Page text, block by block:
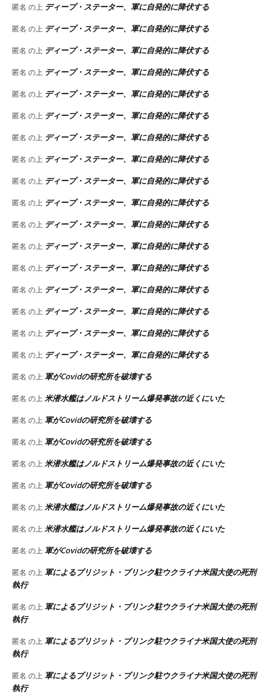
匿名 の上 ディープ・ステーター、軍に自発的に降伏する
匿名 の上 ディープ・ステーター、軍に自発的に降伏する
匿名 の上 ディープ・ステーター、軍に自発的に降伏する
匿名 の上 ディープ・ステーター、軍に自発的に降伏する
匿名 の上 ディープ・ステーター、軍に自発的に降伏する
匿名 の上 ディープ・ステーター、軍に自発的に降伏する
匿名 の上 ディープ・ステーター、軍に自発的に降伏する
匿名 の上 ディープ・ステーター、軍に自発的に降伏する
匿名 の上 ディープ・ステーター、軍に自発的に降伏する
匿名 の上 ディープ・ステーター、軍に自発的に降伏する
匿名 の上 ディープ・ステーター、軍に自発的に降伏する
匿名 の上 ディープ・ステーター、軍に自発的に降伏する
匿名 の上 ディープ・ステーター、軍に自発的に降伏する
匿名 の上 ディープ・ステーター、軍に自発的に降伏する
匿名 の上 ディープ・ステーター、軍に自発的に降伏する
匿名 の上 ディープ・ステーター、軍に自発的に降伏する
匿名 の上 ディープ・ステーター、軍に自発的に降伏する
匿名 の上 軍がCovidの研究所を破壊する
匿名 の上 米潜水艦はノルドストリーム爆発事故の近くにいた
匿名 の上 軍がCovidの研究所を破壊する
匿名 の上 軍がCovidの研究所を破壊する
匿名 の上 米潜水艦はノルドストリーム爆発事故の近くにいた
匿名 の上 軍がCovidの研究所を破壊する
匿名 の上 米潜水艦はノルドストリーム爆発事故の近くにいた
匿名 の上 米潜水艦はノルドストリーム爆発事故の近くにいた
匿名 の上 軍がCovidの研究所を破壊する
匿名 の上 軍によるブリジット・ブリンク駐ウクライナ米国大使の死刑
執行
匿名 の上 軍によるブリジット・ブリンク駐ウクライナ米国大使の死刑
執行
匿名 の上 軍によるブリジット・ブリンク駐ウクライナ米国大使の死刑
執行
匿名 の上 軍によるブリジット・ブリンク駐ウクライナ米国大使の死刑
執行